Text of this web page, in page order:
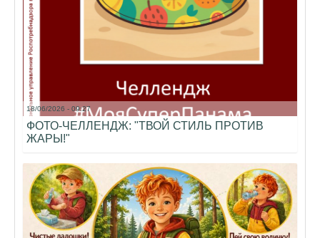
18/06/2026 - 09:27
ФОТО-ЧЕЛЛЕНДЖ: "ТВОЙ СТИЛЬ ПРОТИВ
ЖАРЫ!"